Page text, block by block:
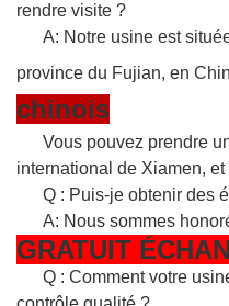
rendre visite ?
A: Notre usine est
province du Fujian, en
chinois
Vous pouvez prendre
international de Xiamen,
Q : Puis-je obtenir des
A: Nous sommes
GRATUIT
Q : Comment votre